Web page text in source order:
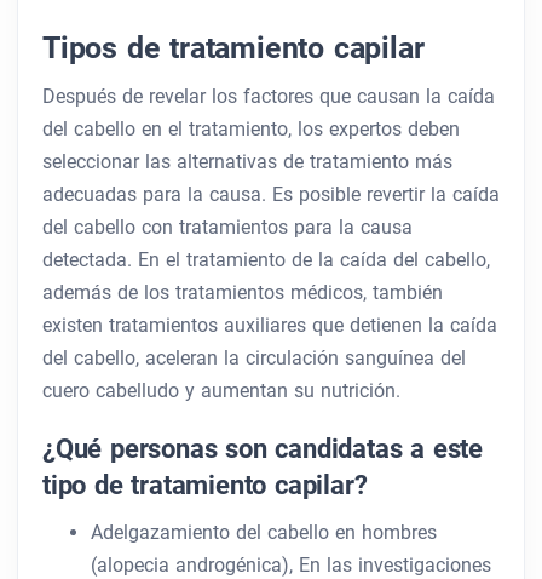
Tipos de tratamiento capilar
Después de revelar los factores que causan la caída
del cabello en el tratamiento, los expertos deben
seleccionar las alternativas de tratamiento más
adecuadas para la causa. Es posible revertir la caída
del cabello con tratamientos para la causa
detectada. En el tratamiento de la caída del cabello,
además de los tratamientos médicos, también
existen tratamientos auxiliares que detienen la caída
del cabello, aceleran la circulación sanguínea del
cuero cabelludo y aumentan su nutrición.
¿Qué personas son candidatas a este
tipo de tratamiento capilar?
Adelgazamiento del cabello en hombres
(alopecia androgénica), En las investigaciones